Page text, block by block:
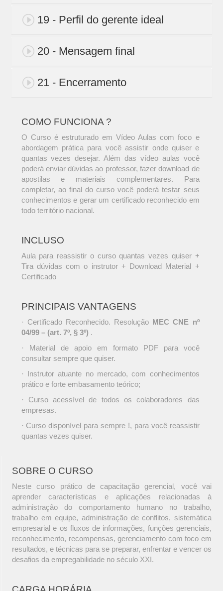
19 - Perfil do gerente ideal
20 - Mensagem final
21 - Encerramento
COMO FUNCIONA ?
O Curso é estruturado em Vídeo Aulas com foco e
abordagem prática para você assistir onde quiser e
quantas vezes desejar. Além das vídeo aulas você
poderá enviar dúvidas ao professor, fazer download de
apostilas e materiais complementares. Para
completar, ao final do curso você poderá testar seus
conhecimentos e gerar um certificado reconhecido em
todo território nacional.
INCLUSO
Aula para reassistir o curso quantas vezes quiser +
Tira dúvidas com o instrutor + Download Material +
Certificado
PRINCIPAIS VANTAGENS
· Certificado Reconhecido. Resolução MEC CNE nº
04/99 – (art. 7º, § 3º) .
· Material de apoio em formato PDF para você
consultar sempre que quiser.
· Instrutor atuante no mercado, com conhecimentos
prático e forte embasamento teórico;
· Curso acessível de todos os colaboradores das
empresas.
· Curso disponível para sempre !, para você reassistir
quantas vezes quiser.
SOBRE O CURSO
Neste curso prático de capacitação gerencial, você vai
aprender características e aplicações relacionadas à
administração do comportamento humano no trabalho,
trabalho em equipe, administração de conflitos, sistemática
empresarial e os fluxos de informações, funções gerenciais,
reconhecimento, recompensas, gerenciamento com foco em
resultados, e técnicas para se preparar, enfrentar e vencer os
desafios da empregabilidade no século XXI.